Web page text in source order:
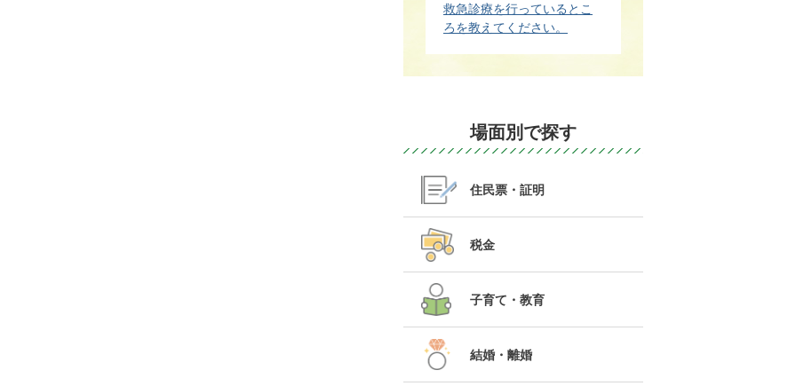
救急診療を行っているとこ
ろを教えてください。
場面別で探す
住民票・証明
税金
子育て・教育
結婚・離婚